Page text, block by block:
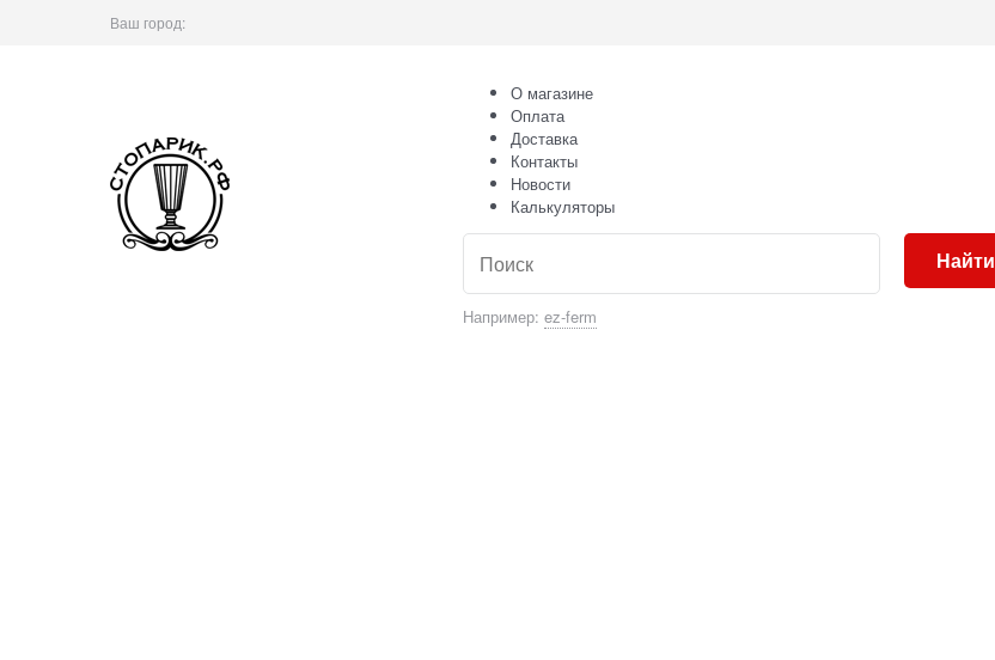
Ваш город:
О магазине
Оплата
Доставка
Контакты
Новости
Калькуляторы
Например: ez-ferm
Найти